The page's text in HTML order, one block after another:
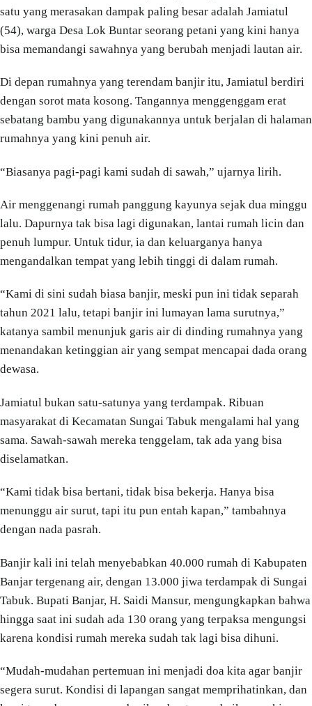
satu yang merasakan dampak paling besar adalah Jamiatul
(54), warga Desa Lok Buntar seorang petani yang kini hanya
bisa memandangi sawahnya yang berubah menjadi lautan air.
Di depan rumahnya yang terendam banjir itu, Jamiatul berdiri
dengan sorot mata kosong. Tangannya menggenggam erat
sebatang bambu yang digunakannya untuk berjalan di halaman
rumahnya yang kini penuh air.
“Biasanya pagi-pagi kami sudah di sawah,” ujarnya lirih.
Air menggenangi rumah panggung kayunya sejak dua minggu
lalu. Dapurnya tak bisa lagi digunakan, lantai rumah licin dan
penuh lumpur. Untuk tidur, ia dan keluarganya hanya
mengandalkan tempat yang lebih tinggi di dalam rumah.
“Kami di sini sudah biasa banjir, meski pun ini tidak separah
tahun 2021 lalu, tetapi banjir ini lumayan lama surutnya,”
katanya sambil menunjuk garis air di dinding rumahnya yang
menandakan ketinggian air yang sempat mencapai dada orang
dewasa.
Jamiatul bukan satu-satunya yang terdampak. Ribuan
masyarakat di Kecamatan Sungai Tabuk mengalami hal yang
sama. Sawah-sawah mereka tenggelam, tak ada yang bisa
diselamatkan.
“Kami tidak bisa bertani, tidak bisa bekerja. Hanya bisa
menunggu air surut, tapi itu pun entah kapan,” tambahnya
dengan nada pasrah.
Banjir kali ini telah menyebabkan 40.000 rumah di Kabupaten
Banjar tergenang air, dengan 13.000 jiwa terdampak di Sungai
Tabuk. Bupati Banjar, H. Saidi Mansur, mengungkapkan bahwa
hingga saat ini sudah ada 130 orang yang terpaksa mengungsi
karena kondisi rumah mereka sudah tak lagi bisa dihuni.
“Mudah-mudahan pertemuan ini menjadi doa kita agar banjir
segera surut. Kondisi di lapangan sangat memprihatinkan, dan